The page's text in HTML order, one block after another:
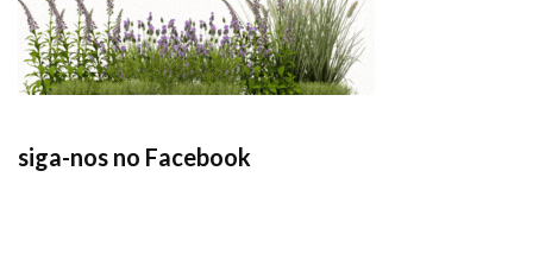
siga-nos no Facebook